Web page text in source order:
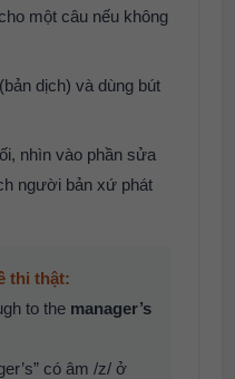
một câu nếu không
dịch) và dùng bút
nhìn vào phần sửa
người bản xứ phát
thi thật:
to the manager’s
có âm /z/ ở